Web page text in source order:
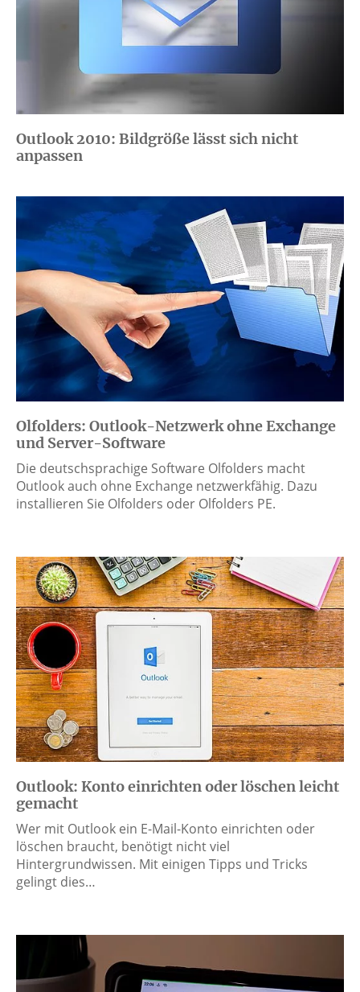
Outlook 2010: Bildgröße lässt sich nicht
anpassen
Olfolders: Outlook-Netzwerk ohne Exchange
und Server-Software
Die deutschsprachige Software Olfolders macht
Outlook auch ohne Exchange netzwerkfähig. Dazu
installieren Sie Olfolders oder Olfolders PE.
Outlook: Konto einrichten oder löschen leicht
gemacht
Wer mit Outlook ein E-Mail-Konto einrichten oder
löschen braucht, benötigt nicht viel
Hintergrundwissen. Mit einigen Tipps und Tricks
gelingt dies…